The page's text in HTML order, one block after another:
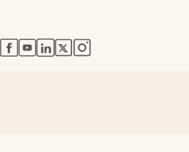
abre en nueva pestaña
abre en nueva pestaña
abre en nueva pestaña
abre en nueva pestaña
abre en nueva